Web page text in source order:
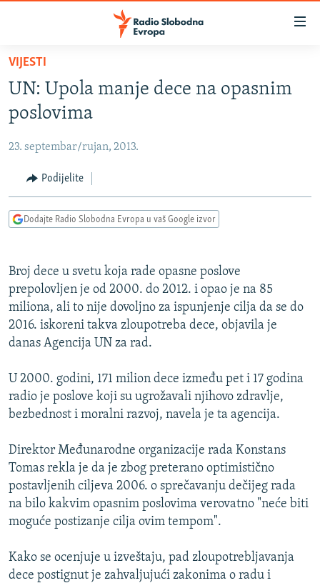
Pređite
glavni
sadržaj
Pređite
na
navigaciju
Pređite
na
BOSNA I HERCEGOVINA
SRBIJA
KOSOVO
CRNA GORA
VIDEO
INFOGRAFIKE
PODCASTI
KINA NA BALKANU
RSE PRIČE IZ SVIJETA
ISPRIČAJ MI
SPECIJALI RSE
VIŠE OD NASLOVA
POPLAVE I KLIZIŠTA U BIH 2024.
TV LIBERTY
POST SCRIPTUM
TRI DECENIJE OD RATA U BIH
Sve RFE/RL stranice
VIJESTI
UN: Upola manje dece na opasnim
poslovima
23. septembar/rujan, 2013.
Podijelite
Dodajte Radio Slobodna Evropa u vaš Google izvor
Broj dece u svetu koja rade opasne poslove
prepolovljen je od 2000. do 2012. i opao je na 85
miliona, ali to nije dovoljno za ispunjenje cilja da se do
2016. iskoreni takva zloupotreba dece, objavila je
danas Agencija UN za rad.
U 2000. godini, 171 milion dece između pet i 17 godina
radio je poslove koji su ugrožavali njihovo zdravlje,
bezbednost i moralni razvoj, navela je ta agencija.
Direktor Međunarodne organizacije rada Konstans
Tomas rekla je da je zbog preterano optimistično
postavljenih ciljeva 2006. o sprečavanju dečijeg rada
na bilo kakvim opasnim poslovima verovatno "neće biti
moguće postizanje cilja ovim tempom".
Kako se ocenjuje u izveštaju, pad zloupotrebljavanja
dece postignut je zahvaljujući zakonima o radu i